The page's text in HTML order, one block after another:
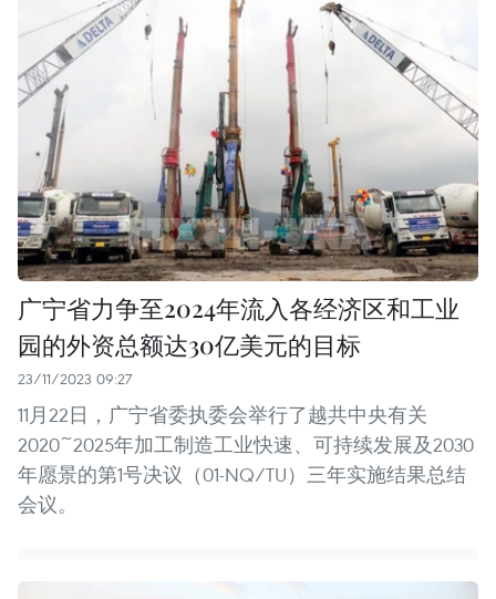
广宁省力争至2024年流入各经济区和工业
园的外资总额达30亿美元的目标
23/11/2023 09:27
11月22日，广宁省委执委会举行了越共中央有关
2020~2025年加工制造工业快速、可持续发展及2030
年愿景的第1号决议（01-NQ/TU）三年实施结果总结
会议。